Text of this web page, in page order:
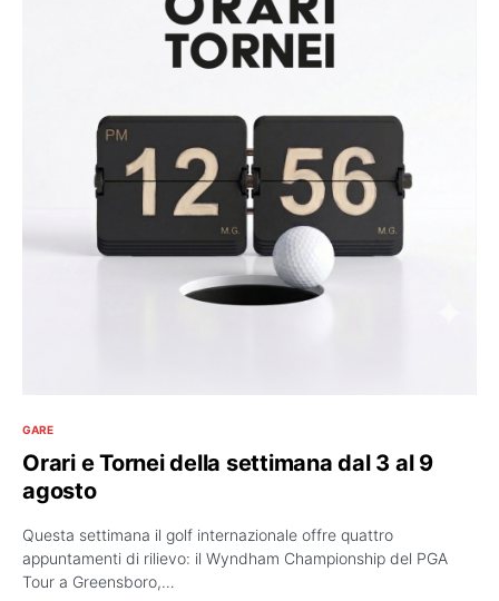
GARE
Orari e Tornei della settimana dal 3 al 9
agosto
Questa settimana il golf internazionale offre quattro
appuntamenti di rilievo: il Wyndham Championship del PGA
Tour a Greensboro,…